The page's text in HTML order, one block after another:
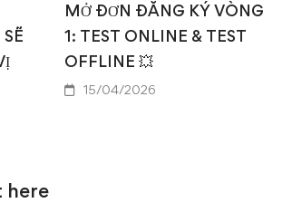
MỞ ĐƠN ĐĂNG KÝ VÒNG
1: TEST ONLINE & TEST
OFFLINE 💥
15/04/2026
here